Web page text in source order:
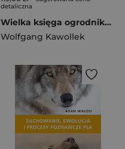
detaliczna
Wielka księga ogrodnika i działkowca Praktyczny poradnik
Wolfgang Kawollek